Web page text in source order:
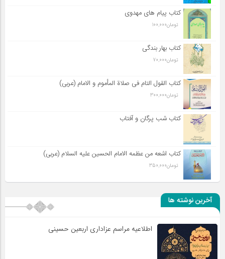
کتاب پیام های مهدوی
تومان100,000
کتاب بهار بندگی
تومان70,000
کتاب القول التام فی صلاة المأموم و الامام (عربی)
تومان300,000
کتاب شب پرگان و آفتاب
کتاب اشعه من عظمه الامام الحسین علیه السلام (عربی)
تومان350,000
آخرین نوشته ها
اطلاعیه مراسم عزاداری اربعین حسینی